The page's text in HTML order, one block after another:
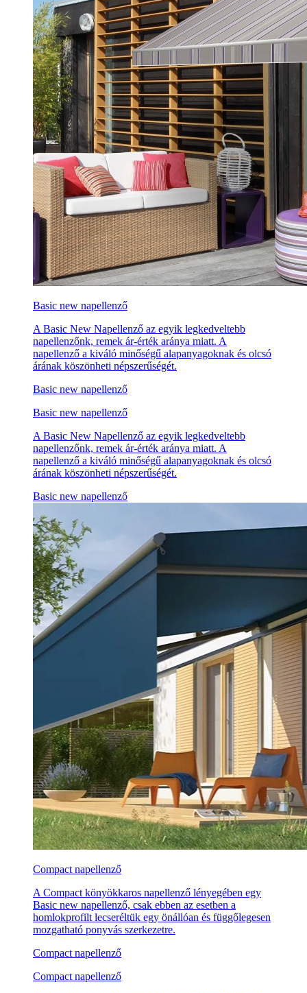
Basic new napellenző
A Basic New Napellenző az egyik legkedveltebb
napellenzőnk, remek ár-érték aránya miatt. A
napellenző a kiváló minőségű alapanyagoknak és olcsó
árának köszönheti népszerűségét.
Basic new napellenző
Basic new napellenző
A Basic New Napellenző az egyik legkedveltebb
napellenzőnk, remek ár-érték aránya miatt. A
napellenző a kiváló minőségű alapanyagoknak és olcsó
árának köszönheti népszerűségét.
Basic new napellenző
Compact napellenző
A Compact könyökkaros napellenző lényegében egy
Basic new napellenző, csak ebben az esetben a
homlokprofilt lecseréltük egy önállóan és függőlegesen
mozgatható ponyvás szerkezetre.
Compact napellenző
Compact napellenző